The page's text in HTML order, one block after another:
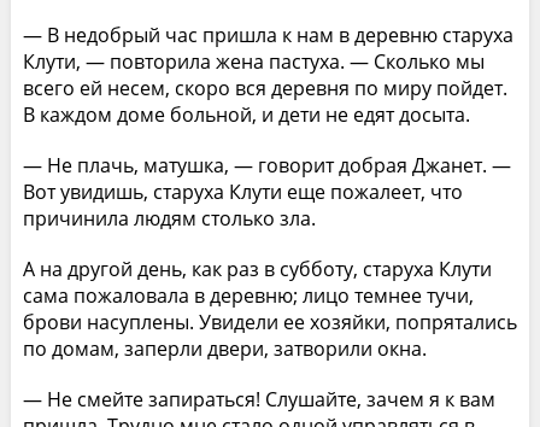
— В недобрый час пришла к нам в деревню старуха
Клути, — повторила жена пастуха. — Сколько мы
всего ей несем, скоро вся деревня по миру пойдет.
В каждом доме больной, и дети не едят досыта.
— Не плачь, матушка, — говорит добрая Джанет. —
Вот увидишь, старуха Клути еще пожалеет, что
причинила людям столько зла.
А на другой день, как раз в субботу, старуха Клути
сама пожаловала в деревню; лицо темнее тучи,
брови насуплены. Увидели ее хозяйки, попрятались
по домам, заперли двери, затворили окна.
— Не смейте запираться! Слушайте, зачем я к вам